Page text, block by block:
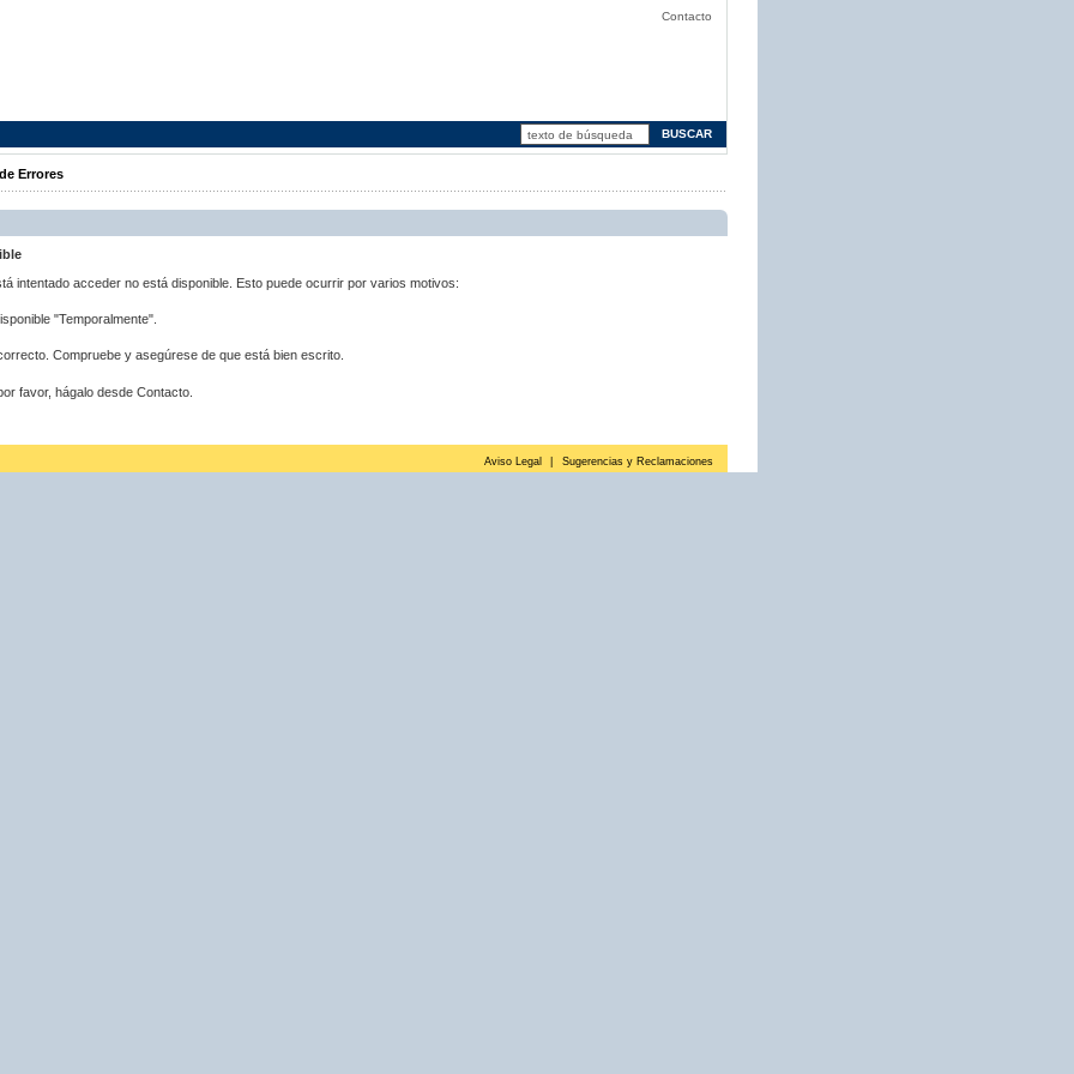
Contacto
Errores
intentado acceder no está disponible. Esto puede ocurrir por varios motivos:
"Temporalmente".
Compruebe y asegúrese de que está bien escrito.
favor, hágalo desde Contacto.
Aviso Legal Sugerencias y Reclamaciones